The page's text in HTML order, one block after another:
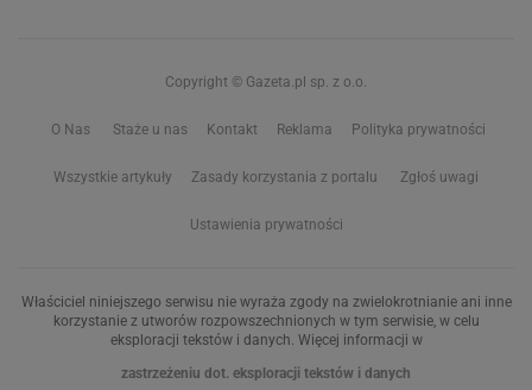
Copyright © Gazeta.pl sp. z o.o.
O Nas Staże u nas Kontakt Reklama Polityka prywatności
Wszystkie artykuły Zasady korzystania z portalu Zgłoś uwagi
Ustawienia prywatności
Właściciel niniejszego serwisu nie wyraża zgody na zwielokrotnianie ani inne
korzystanie z utworów rozpowszechnionych w tym serwisie, w celu
eksploracji tekstów i danych. Więcej informacji w
zastrzeżeniu dot. eksploracji tekstów i danych